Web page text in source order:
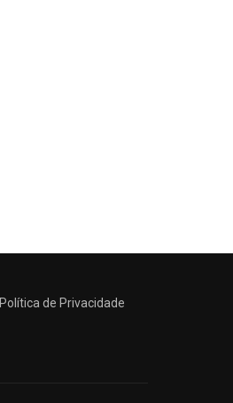
Política de Privacidade